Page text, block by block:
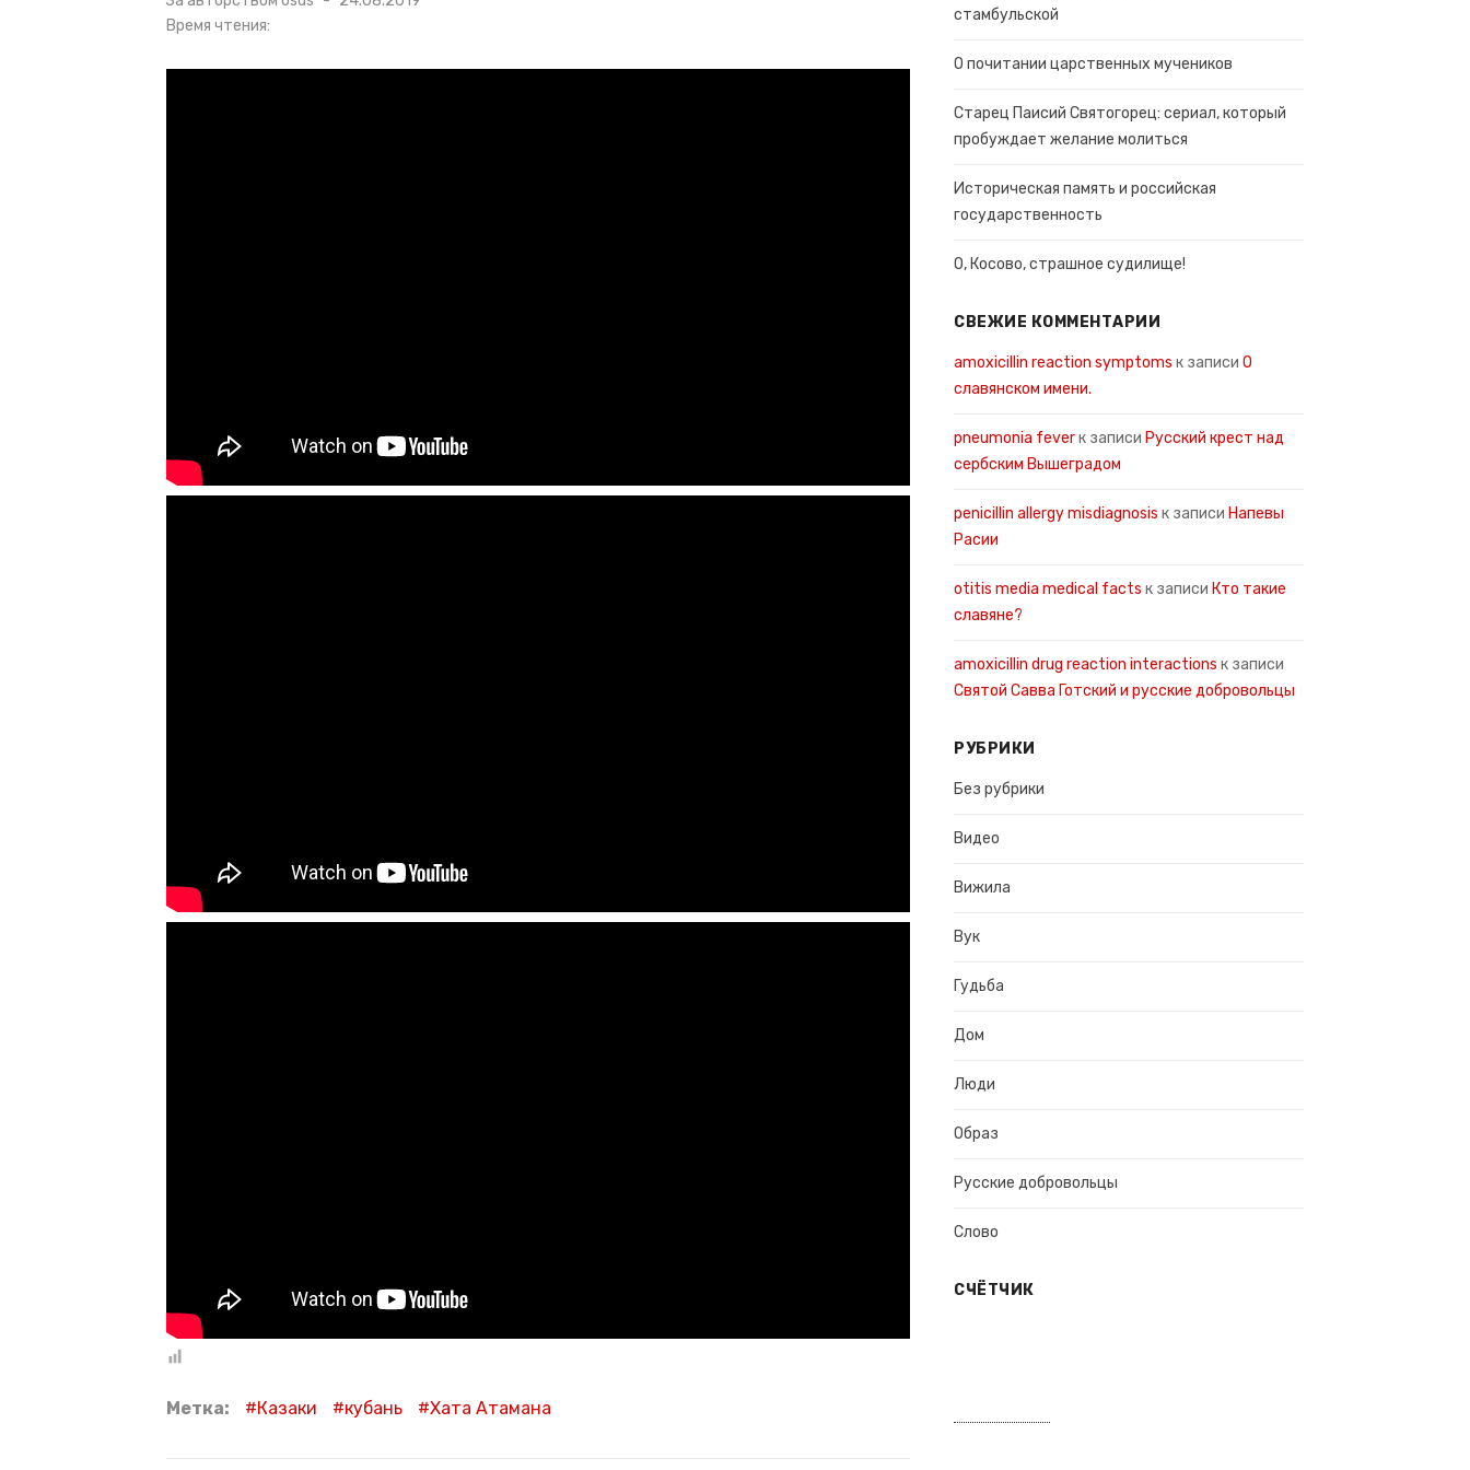
Время чтения:
Метка: Казаки кубань Хата Атамана
стамбульской
О почитании царственных мучеников
Старец Паисий Святогорец: сериал, который
пробуждает желание молиться
Историческая память и российская
государственность
О, Косово, страшное судилище!
СВЕЖИЕ КОММЕНТАРИИ
amoxicillin reaction symptoms к записи О
славянском имени.
pneumonia feverк записи Русский крест над
сербским Вышеградом
penicillin allergy misdiagnosis к записи Напевы
Расии
otitis media medical facts к записи Кто такие
славяне?
amoxicillin drug reaction interactions к записи
Святой Савва Готский и русские добровольцы
РУБРИКИ
Без рубрики
Видео
Вижила
Вук
Гудьба
Дом
Люди
Образ
Русские добровольцы
Слово
СЧЁТЧИК